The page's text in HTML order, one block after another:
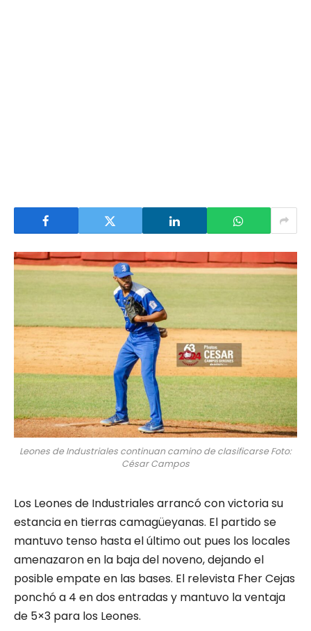
Leones de Industriales continuan camino de clasificarse Foto:
César Campos
Los Leones de Industriales arrancó con victoria su
estancia en tierras camagüeyanas. El partido se
mantuvo tenso hasta el último out pues los locales
amenazaron en la baja del noveno, dejando el
posible empate en las bases. El relevista Fher Cejas
ponchó a 4 en dos entradas y mantuvo la ventaja
de 5×3 para los Leones.